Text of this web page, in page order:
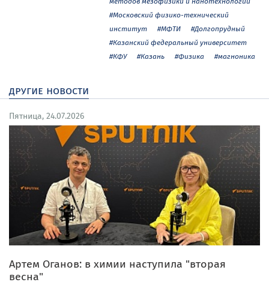
#Московский физико-технический
институт
#МФТИ
#Долгопрудный
#Казанский федеральный университет
#КФУ
#Казань #Физика #магноника
другие новости
Пятница, 24.07.2026
Артем Оганов: в химии наступила "вторая
весна"